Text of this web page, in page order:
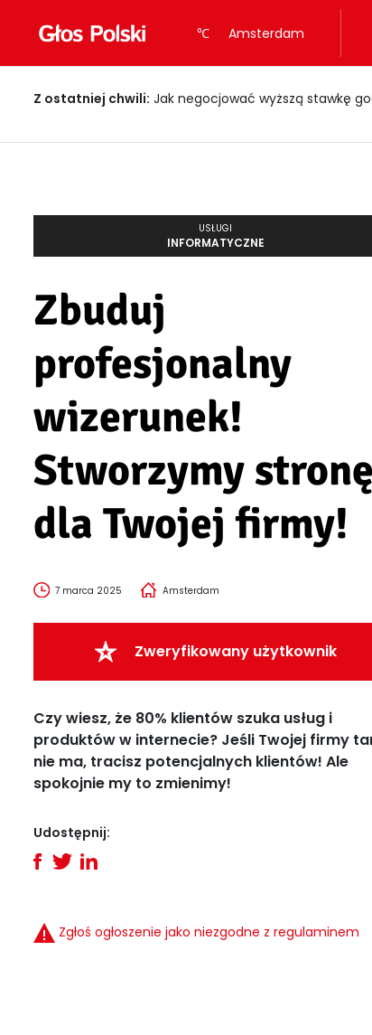
℃ Amsterdam
Z ostatniej chwili: Jak negocjować wyższą stawkę
USŁUGI
INFORMATYCZNE
Zbuduj
profesjonalny
wizerunek!
Stworzymy stronę
dla Twojej firmy!
7 marca 2025 Amsterdam
Zweryfikowany użytkownik
Czy wiesz, że 80% klientów szuka usług i
produktów w internecie? Jeśli Twojej firmy
nie ma, tracisz potencjalnych klientów! Ale
spokojnie my to zmienimy!
Udostępnij:
Zgłoś ogłoszenie jako niezgodne z regulaminem